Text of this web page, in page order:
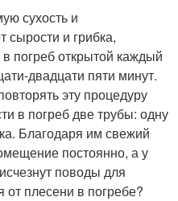
сухость и
сырости и грибка,
погреб открытой каждый
двадцати пяти минут.
эту процедуру
в погреб две трубы: одну
Благодаря им свежий
постоянно, а у
поводы для
от плесени в погребе?